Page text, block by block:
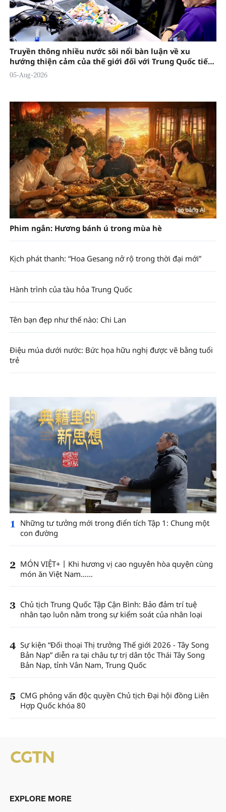
Truyền thông nhiều nước sôi nổi bàn luận về xu
hướng thiện cảm của thế giới đối với Trung Quốc tiếp
tục gia tăng
05-Aug-2026
Phim ngắn: Hương bánh ú trong mùa hè
Kịch phát thanh: “Hoa Gesang nở rộ trong thời đại mới”
Hành trình của tàu hỏa Trung Quốc
Tên bạn đẹp như thế nào: Chi Lan
Điệu múa dưới nước: Bức họa hữu nghị được vẽ bằng tuổi
trẻ
1
Những tư tưởng mới trong điển tích Tập 1: Chung một
con đường
2 MÓN VIỆT+丨Khi hương vị cao nguyên hòa quyện cùng
món ăn Việt Nam……
3 Chủ tịch Trung Quốc Tập Cận Bình: Bảo đảm trí tuệ
nhân tạo luôn nằm trong sự kiểm soát của nhân loại
4 Sự kiện “Đối thoại Thị trưởng Thế giới 2026 - Tây Song
Bản Nạp” diễn ra tại châu tự trị dân tộc Thái Tây Song
Bản Nạp, tỉnh Vân Nam, Trung Quốc
5 CMG phỏng vấn độc quyền Chủ tịch Đại hội đồng Liên
Hợp Quốc khóa 80
EXPLORE MORE